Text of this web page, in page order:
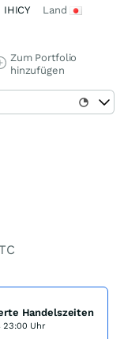
IHICY Land
Zum Portfolio
hinzufügen
Handelszeiten
23:00 Uhr